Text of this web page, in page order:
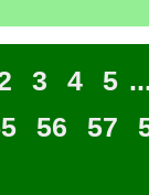
3 4 5
56 57